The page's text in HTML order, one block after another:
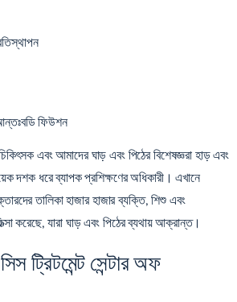
ফিউশন
এবং আমাদের ঘাড় এবং পিঠের বিশেষজ্ঞরা হাড় এবং
দশক ধরে ব্যাপক প্রশিক্ষণের অধিকারী। এখানে
তালিকা হাজার হাজার ব্যক্তি, শিশু এবং
করেছে, যারা ঘাড় এবং পিঠের ব্যথায় আক্রান্ত।
ট্রিটমেন্ট সেন্টার অফ